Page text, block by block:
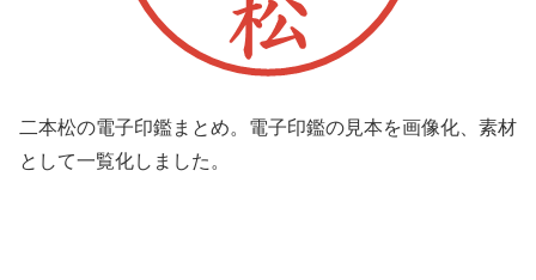
二本松の電子印鑑まとめ。電子印鑑の見本を画像化、素材
として一覧化しました。